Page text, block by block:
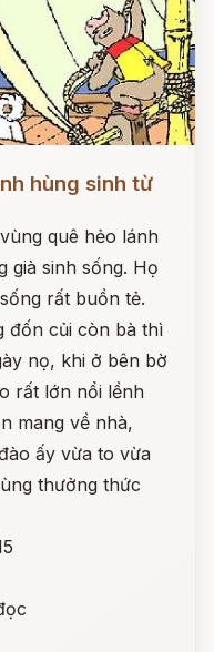
hùng sinh từ
quê hẻo lánh
già sinh sống. Họ
rất buồn tẻ.
đốn củi còn bà thì
nọ, khi ở bên bờ
rất lớn nổi lềnh
mang về nhà,
ấy vừa to vừa
thưởng thức